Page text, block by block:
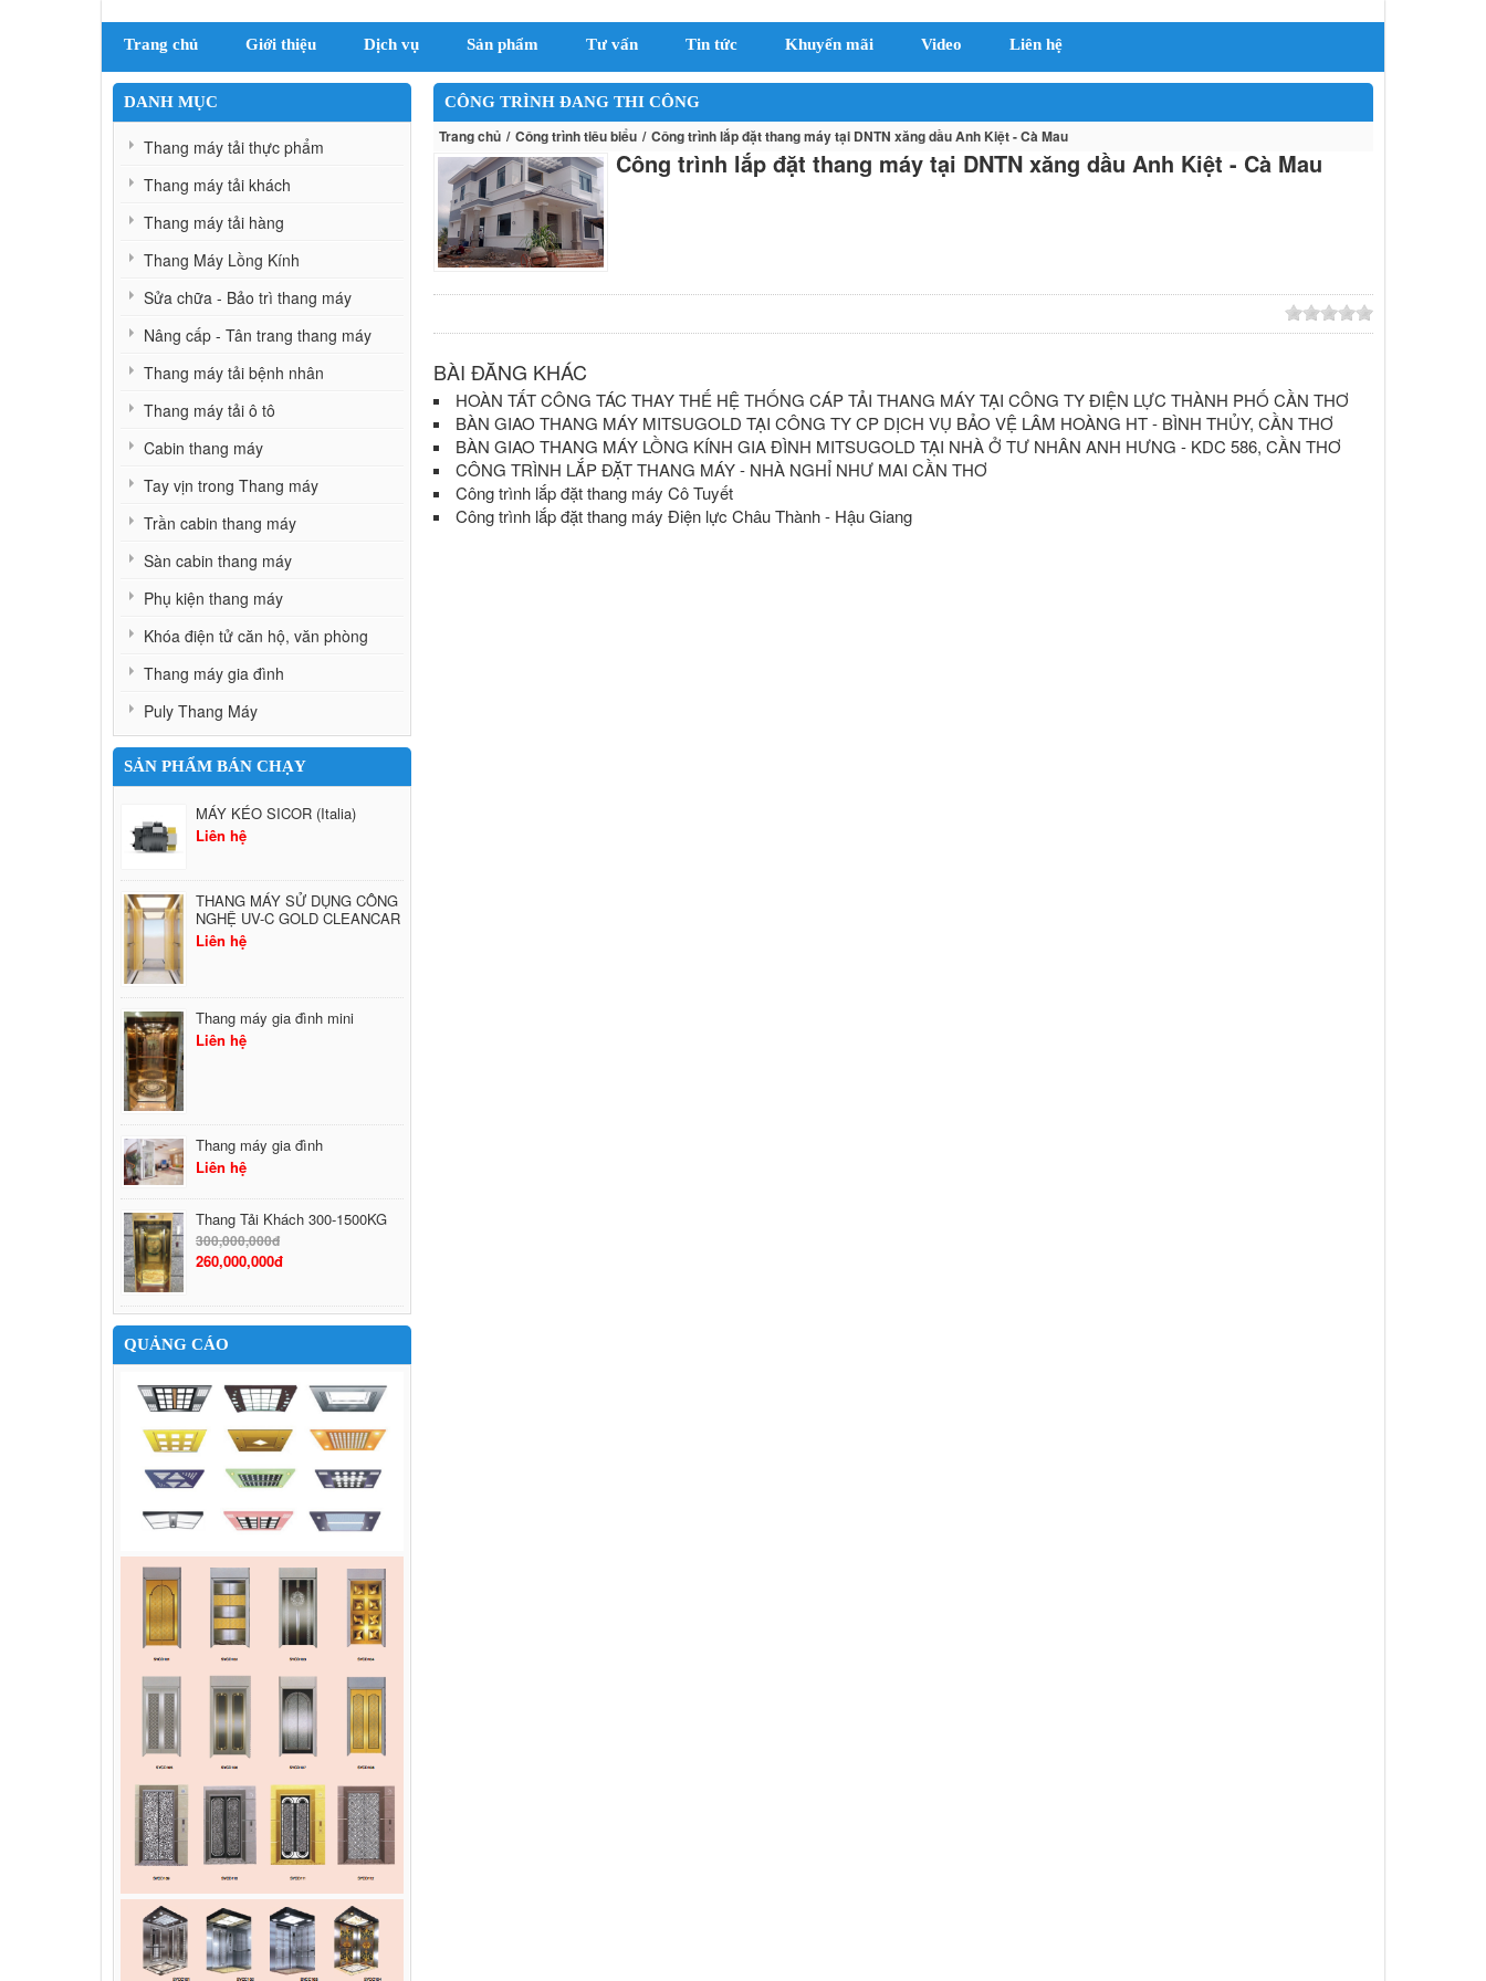
Trang chủ Giới thiệu Dịch vụ Sản phẩm Tư vấn Tin tức Khuyến mãi Video Liên hệ
CÔNG TRÌNH ĐANG THI CÔNG
Trang chủ Công trình tiêu biểu Công trình lắp đặt thang máy tại DNTN xăng dầu Anh Kiệt - Cà Mau
Công trình lắp đặt thang máy tại DNTN xăng dầu Anh Kiệt - Cà Mau
BÀI ĐĂNG KHÁC
HOÀN TẤT CÔNG TÁC THAY THẾ HỆ THỐNG CÁP TẢI THANG MÁY TẠI CÔNG TY ĐIỆN LỰC THÀNH PHỐ CẦN THƠ
BÀN GIAO THANG MÁY MITSUGOLD TẠI CÔNG TY CP DỊCH VỤ BẢO VỆ LÂM HOÀNG HT - BÌNH THỦY, CẦN THƠ
BÀN GIAO THANG MÁY LỒNG KÍNH GIA ĐÌNH MITSUGOLD TẠI NHÀ Ở TƯ NHÂN ANH HƯNG - KDC 586, CẦN THƠ
CÔNG TRÌNH LẮP ĐẶT THANG MÁY - NHÀ NGHỈ NHƯ MAI CẦN THƠ
Công trình lắp đặt thang máy Cô Tuyết
Công trình lắp đặt thang máy Điện lực Châu Thành - Hậu Giang
DANH MỤC
Thang máy tải thực phẩm
Thang máy tải khách
Thang máy tải hàng
Thang Máy Lồng Kính
Sửa chữa - Bảo trì thang máy
Nâng cấp - Tân trang thang máy
Thang máy tải bệnh nhân
Thang máy tải ô tô
Cabin thang máy
Tay vịn trong Thang máy
Trần cabin thang máy
Sàn cabin thang máy
Phụ kiện thang máy
Khóa điện tử căn hộ, văn phòng
Thang máy gia đình
Puly Thang Máy
SẢN PHẨM BÁN CHẠY
MÁY KÉO SICOR (Italia)
Liên hệ
THANG MÁY SỬ DỤNG CÔNG
NGHỆ UV-C GOLD CLEANCAR
Liên hệ
Thang máy gia đình mini
Liên hệ
Thang máy gia đình
Liên hệ
Thang Tải Khách 300-1500KG
300,000,000đ
260,000,000đ
QUẢNG CÁO